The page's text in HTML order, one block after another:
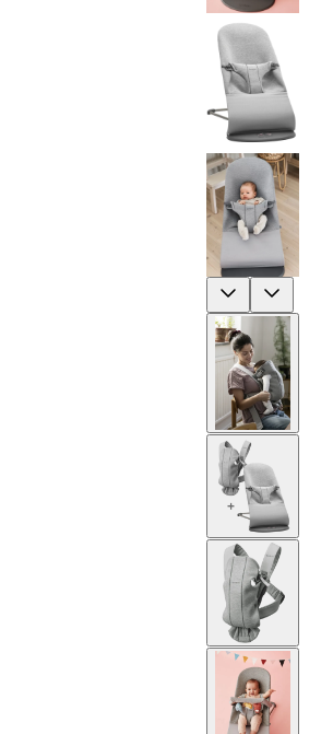
Previous